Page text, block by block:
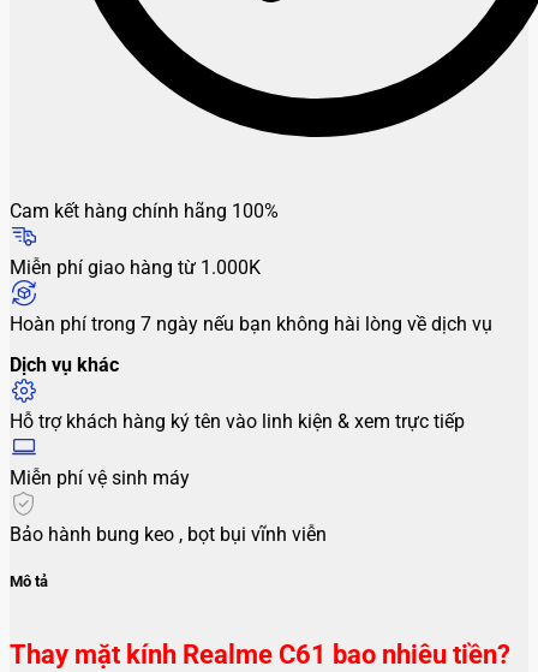
Cam kết hàng chính hãng 100%
Miễn phí giao hàng từ 1.000K
Hoàn phí trong 7 ngày nếu bạn không hài lòng về dịch vụ
Dịch vụ khác
Hỗ trợ khách hàng ký tên vào linh kiện & xem trực tiếp
Miễn phí vệ sinh máy
Bảo hành bung keo , bọt bụi vĩnh viễn
Mô tả
Thay mặt kính Realme C61 bao nhiêu tiền?